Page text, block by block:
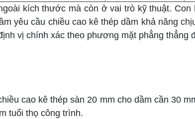
kích thước mà còn ở vai trò kỹ thuật. Con
yêu cầu chiều cao kê thép dầm khả năng
vị chính xác theo phương mặt phẳng thẳng
cao kê thép sàn 20 mm cho dầm cần 30
tuổi thọ công trình.